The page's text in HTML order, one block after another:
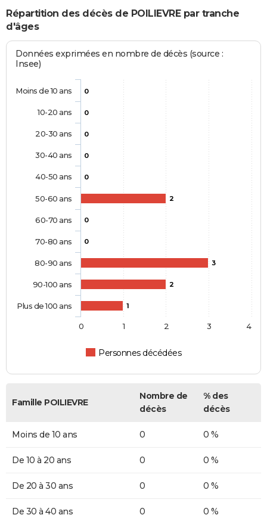
Répartition des décès de POILIEVRE par tranche
d'âges
Données exprimées en nombre de décès (source :
Insee)
0
0
0
0
0
2
0
0
3
2
1
Personnes décédées
Moins de 10 ans
10-20 ans
20-30 ans
30-40 ans
40-50 ans
50-60 ans
60-70 ans
70-80 ans
80-90 ans
90-100 ans
Plus de 100 ans
0 1 2 3 4
Famille POILIEVRE
Nombre de
décès
% des
décès
Moins de 10 ans 0 0 %
De 10 à 20 ans 0 0 %
De 20 à 30 ans 0 0 %
De 30 à 40 ans 0 0 %